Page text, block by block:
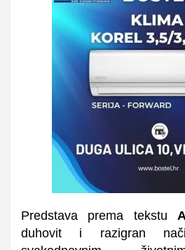
Predstava prema tekstu
duhovit i razigran